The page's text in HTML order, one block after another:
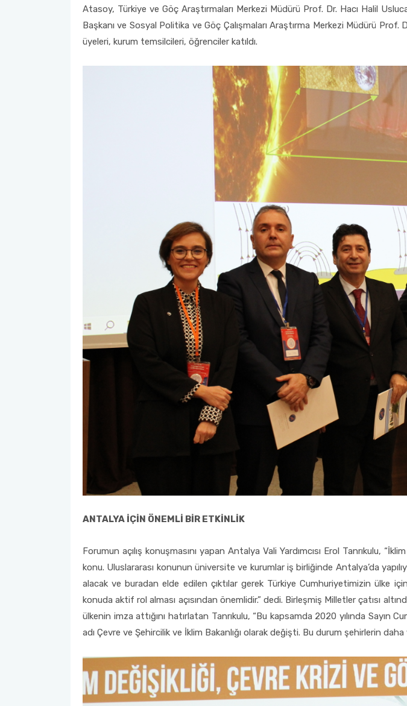
Atasoy, Türkiye ve Göç Araştırmaları Merkezi Müdürü Prof. Dr. Hacı Halil
Başkanı ve Sosyal Politika ve Göç Çalışmaları Araştırma Merkezi Müdürü
üyeleri, kurum temsilcileri, öğrenciler katıldı.
ANTALYA İÇİN ÖNEMLİ BİR ETKİNLİK
Forumun açılış konuşmasını yapan Antalya Vali Yardımcısı Erol Tanrıkulu,
konu. Uluslararası konunun üniversite ve kurumlar iş birliğinde Antalya’da
alacak ve buradan elde edilen çıktılar gerek Türkiye Cumhuriyetimizin ülke
konuda aktif rol alması açısından önemlidir.” dedi. Birleşmiş Milletler çatısı
ülkenin imza attığını hatırlatan Tanrıkulu, “Bu kapsamda 2020 yılında Sayın
adı Çevre ve Şehircilik ve İklim Bakanlığı olarak değişti. Bu durum şehirlerin
ASPAG Araştırma Ekibinden Uluslararası Başarı
Antalya - Uluslararası Göç ve Birlikte Yaşam Karma Sergisi
Muratpaşa Parkları Uluslararası Kültür ve Dostluk Gezisi
Antalya- Uluslararası Göç ve Birlikte Yaşam Paneli